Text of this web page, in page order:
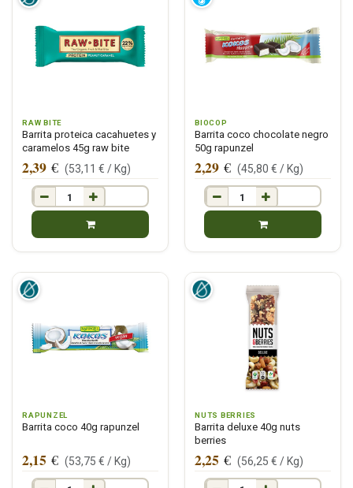
RAW BITE
Barrita proteica cacahuetes y
caramelos 45g raw bite
2,39 € (53,11 € / Kg)
BIOCOP
Barrita coco chocolate negro
50g rapunzel
2,29 € (45,80 € / Kg)
RAPUNZEL
Barrita coco 40g rapunzel
2,15 € (53,75 € / Kg)
NUTS BERRIES
Barrita deluxe 40g nuts
berries
2,25 € (56,25 € / Kg)